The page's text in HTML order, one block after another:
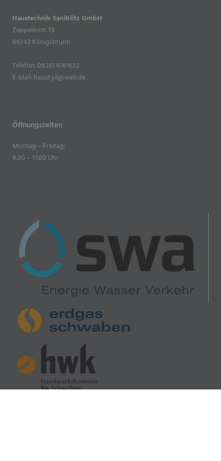
Haustechnik Saniblitz GmbH
Zeppelinstr. 19
86343 Königsbrunn
Telefon: 08231 9781632
E-Mail: haust.yil@web.de
Öffnungszeiten
Montag – Freitag:
8.00 – 17.00 Uhr